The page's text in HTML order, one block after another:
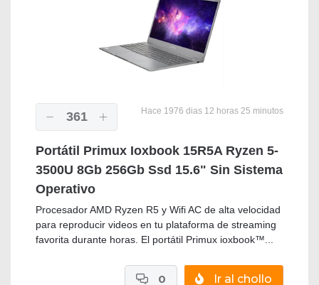
361 Hace 1976 dias 12 horas 25 minutos
Portátil Primux Ioxbook 15R5A Ryzen 5-
3500U 8Gb 256Gb Ssd 15.6" Sin Sistema
Operativo
Procesador AMD Ryzen R5 y Wifi AC de alta velocidad
para reproducir videos en tu plataforma de streaming
favorita durante horas. El portátil Primux ioxbook™...
Ir al chollo
0